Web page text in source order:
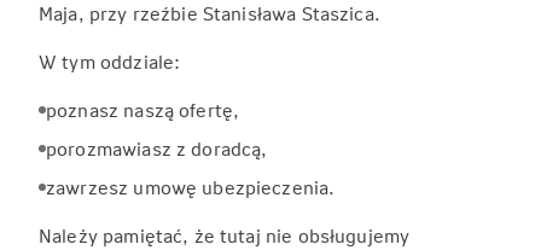
Maja, przy rzeźbie Stanisława Staszica.
W tym oddziale:
poznasz naszą ofertę,
porozmawiasz z doradcą,
zawrzesz umowę ubezpieczenia.
Należy pamiętać, że tutaj nie obsługujemy